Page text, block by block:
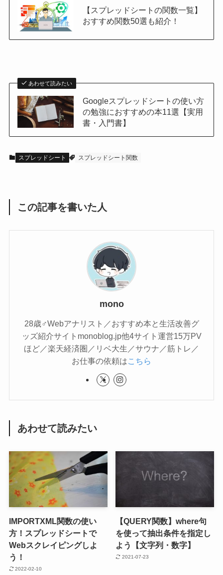
【スプレッドシートの関数一覧】
おすすめ関数50選も紹介！
あわせて読みたい
Googleスプレッドシートの使い方
の勉強におすすめの本11選【実用
書・入門書】
スプレッドシート スプレッドシート関数
この記事を書いた人
mono
28歳♂Webアナリスト／おすすめ本と生活改善グ
ッズ紹介サイトmonoblog.jp他4サイト運営15万PV
ほど／楽天経済圏／リベ大生／サウナ／筋トレ／
お仕事の依頼はこちら
あわせて読みたい
IMPORTXML関数の使い
方！スプレッドシートで
Webスクレイピングしよ
う！
2022-02-10
【QUERY関数】where句
を使って抽出条件を指定し
よう【文字列・数字】
2021-07-23